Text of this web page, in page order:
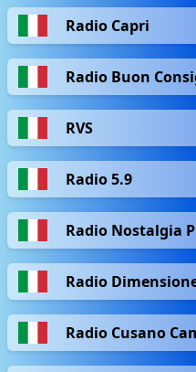
Radio Capri
Radio Buon
RVS
Radio 5.9
Radio Nostalgia
Radio
Radio Cusano